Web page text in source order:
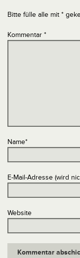
Bitte fülle alle mit *
Kommentar *
Name*
E-Mail-Adresse (wird
Website